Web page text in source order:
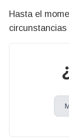
Hasta el